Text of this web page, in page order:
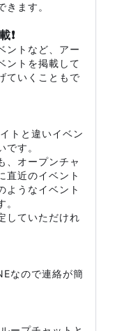
ます。
❗
ントなど、アー
ントを掲載して
ていくこともで
トと違いイベン
です。
、オープンチャ
直近のイベント
ようなイベント
していただけれ
なので連絡が簡